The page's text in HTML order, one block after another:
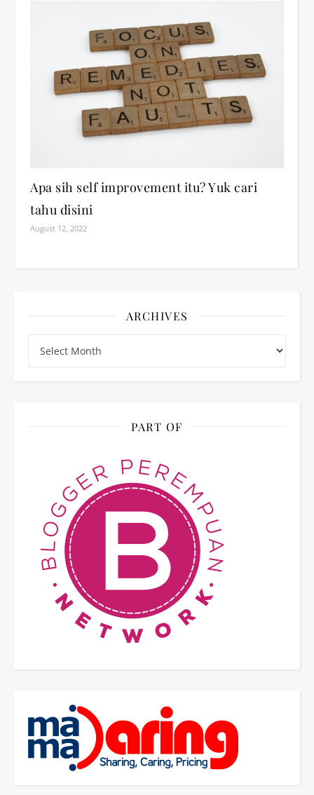
Apa sih self improvement itu? Yuk cari
tahu disini
August 12, 2022
ARCHIVES
PART OF